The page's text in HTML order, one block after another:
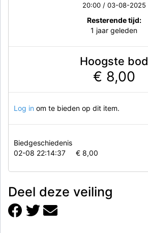
20:00 / 03-08-2025
Resterende tijd:
1 jaar geleden
Hoogste bod
€ 8,00
Log in om te bieden op dit item.
Biedgeschiedenis
02-08 22:14:37
€ 8,00
Deel deze veiling